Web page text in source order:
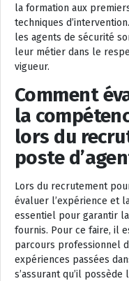
la formation aux
techniques
les agents de sécurité
leur métier dans le
vigueur.
Comment
la
lors du
poste
Lors du recrutement
évaluer l’expérience et
essentiel pour garantir
fournis. Pour ce faire, il
parcours professionnel
expériences passées
s’assurant qu’il